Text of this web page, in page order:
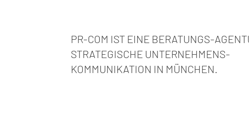
PR-COM IST EINE BERATUNGS-
STRATEGISCHE UNTERNEHMENS-
KOMMUNIKATION IN MÜNCHEN.